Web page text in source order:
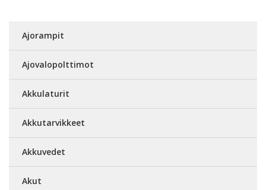
Ajorampit
Ajovalopolttimot
Akkulaturit
Akkutarvikkeet
Akkuvedet
Akut